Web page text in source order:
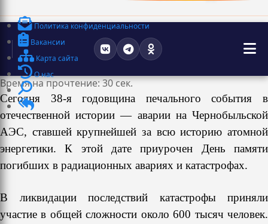
Политика конфиденциальности
Вакансии
Карта сайта
О нас
Время на прочтение: 30 сек.
Сегодня 38-я годовщина печального события в
отечественной истории — аварии на Чернобыльской
АЭС, ставшей крупнейшей за всю историю атомной
энергетики. К этой дате приурочен День памяти
погибших в радиационных авариях и катастрофах.
В ликвидации последствий катастрофы приняли
участие в общей сложности около 600 тысяч человек.